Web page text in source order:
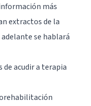
más
extractos de la
se hablará
de acudir a terapia